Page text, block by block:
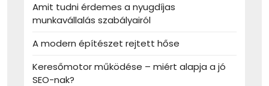
Amit tudni érdemes a nyugdíjas
munkavállalás szabályairól
A modern építészet rejtett hőse
Keresőmotor működése – miért alapja a jó
SEO-nak?